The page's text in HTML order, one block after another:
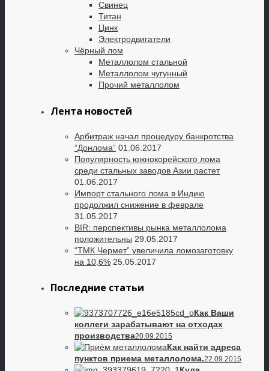
Свинец
Титан
Цинк
Электродвигатели
Чёрный лом
Металлолом стальной
Металлолом чугунный
Прочий металлолом
Лента новостей
Арбитраж начал процедуру банкротства
“Донлома” 01.06.2017
Популярность южнокорейского лома
среди стальных заводов Азии растет
01.06.2017
Импорт стального лома в Индию
продолжил снижение в феврале
31.05.2017
BIR: перспективы рынка металлолома
положительны 29.05.2017
“ТМК Чермет” увеличила ломозаготовку
на 10,6% 25.05.2017
Последние статьи
Как Ваши
коллеги зарабатывают на отходах
производства20.09.2015
Как найти адреса
пунктов приема металлолома.22.09.2015